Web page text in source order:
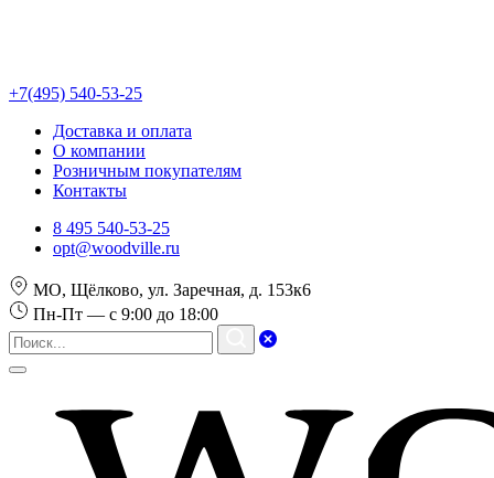
+7(495) 540-53-25
Доставка и оплата
О компании
Розничным покупателям
Контакты
8 495 540-53-25
opt@woodville.ru
МО, Щёлково, ул. Заречная, д. 153к6
Пн-Пт — с 9:00 до 18:00